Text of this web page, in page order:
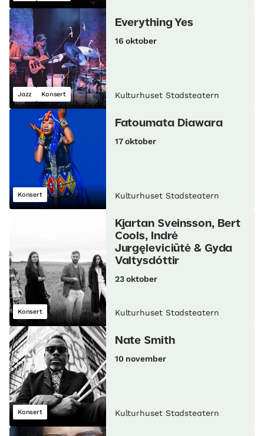
Jazz Konsert
Everything Yes
16 oktober
Kulturhuset Stadsteatern
Konsert
Fatoumata Diawara
17 oktober
Kulturhuset Stadsteatern
Konsert
Kjartan Sveinsson, Bert
Cools, Indrė
Jurgęleviciūtė & Gyda
Valtysdóttir
23 oktober
Kulturhuset Stadsteatern
Konsert
Nate Smith
10 november
Kulturhuset Stadsteatern